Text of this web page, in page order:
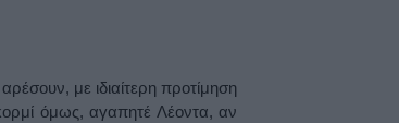
με ιδιαίτερη προτίμηση
όμως, αγαπητέ Λέοντα, αν